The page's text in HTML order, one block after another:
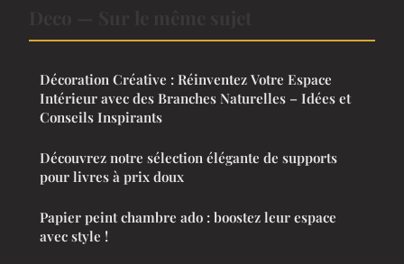
Décoration Créative : Réinventez Votre Espace
Intérieur avec des Branches Naturelles – Idées et
Conseils Inspirants
Découvrez notre sélection élégante de supports
pour livres à prix doux
Papier peint chambre ado : boostez leur espace
avec style !